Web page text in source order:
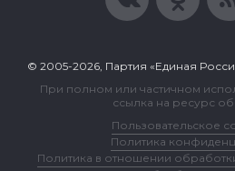
© 2005-2026, Партия «Единая
При полном или частичном
ссылка на ресурс
Пользовательское
Политика
Политика в отношении